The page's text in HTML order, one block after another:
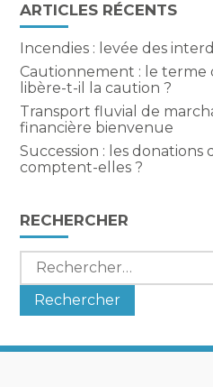
ARTICLES RÉCENTS
Incendies : levée des
Cautionnement : le terme
libère-t-il la caution ?
Transport fluvial de
financière bienvenue
Succession : les
comptent-elles ?
RECHERCHER
Rechercher :